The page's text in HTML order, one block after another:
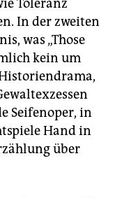
Toleranz
In der zweiten
was „Those
kein um
Seifenoper, in
Hand in
über